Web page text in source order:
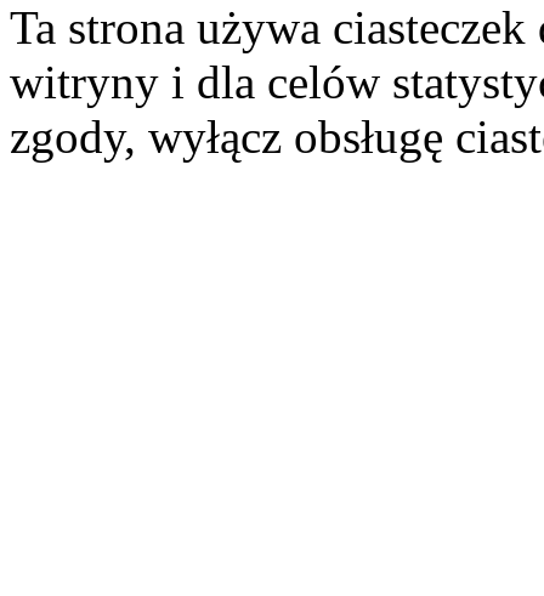
Ta strona używa
witryny i dla celów
zgody, wyłącz obsługę